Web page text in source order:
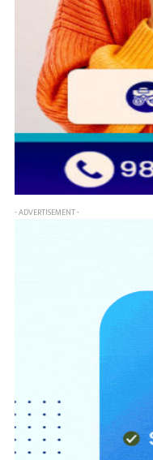
- ADVERTISEMENT -